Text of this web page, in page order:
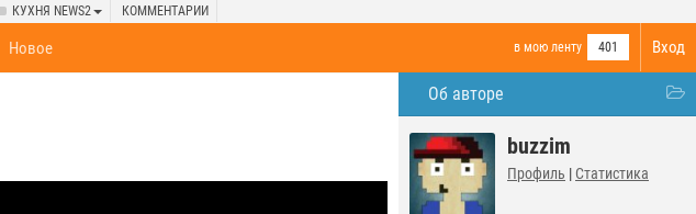
КУХНЯ NEWS2 КОММЕНТАРИИ
Вход
в мою ленту 401
Новое
Об авторе
buzzim
Профиль | Статистика